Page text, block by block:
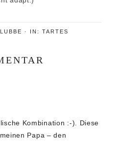
· IN: TARTES
Kombination :-). Diese
Papa – den